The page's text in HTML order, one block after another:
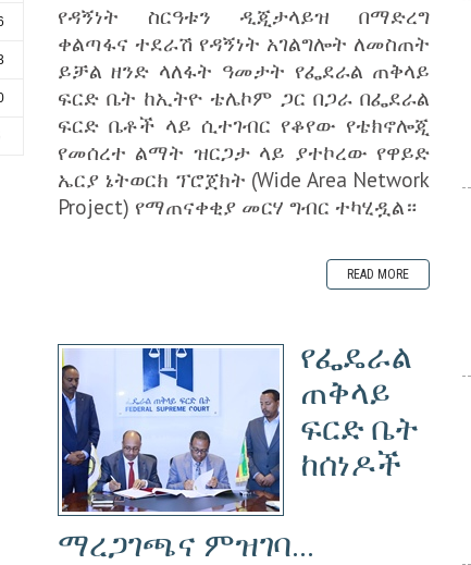
የዳኝነት ስርዓቱን ዲጂታላይዝ በማድረግ
ቀልጣፋና ተደራሽ የዳኝነት አገልግሎት ለመስጠት
ይቻል ዘንድ ላለፋት ዓመታት የፌደራል ጠቅላይ
ፍርድ ቤት ከኢትዮ ቴሌኮም ጋር በጋራ በፌደራል
ፍርድ ቤቶች ላይ ሲተገብር የቆየው የቴክኖሎጂ
የመሰረተ ልማት ዝርጋታ ላይ ያተኮረው የዋይድ
ኤርያ ኔትወርክ ፕሮጀክት (Wide Area Network
Project) የማጠናቀቂያ መርሃ ግብር ተካሂዷል።
READ MORE
የፌዴራል
ጠቅላይ
ፍርድ ቤት
ከሰነዶች
ማረጋገጫና ምዝገባ...